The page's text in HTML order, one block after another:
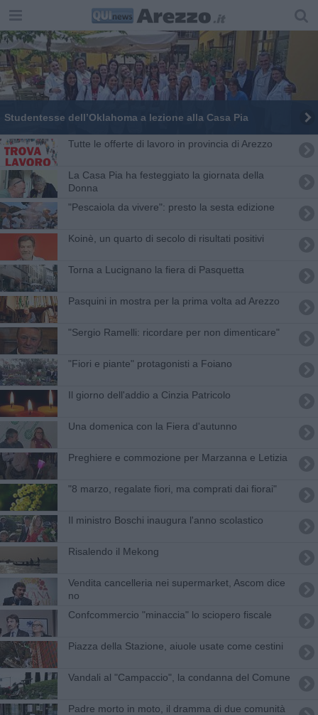
Studentesse dell’Oklahoma a lezione alla Casa Pia
​Tutte le offerte di lavoro in provincia di Arezzo
La Casa Pia ha festeggiato la giornata della
Donna
"Pescaiola da vivere": presto la sesta edizione
Koinè, un quarto di secolo di risultati positivi
Torna a Lucignano la fiera di Pasquetta
Pasquini in mostra per la prima volta ad Arezzo
"Sergio Ramelli: ricordare per non dimenticare"
"Fiori e piante" protagonisti a Foiano
Il giorno dell'addio a Cinzia Patricolo
Una domenica con la Fiera d'autunno
Preghiere e commozione per Marzanna e Letizia
"8 marzo, regalate fiori, ma comprati dai fiorai"
Il ministro Boschi inaugura l'anno scolastico
Risalendo il Mekong
Vendita cancelleria nei supermarket, Ascom dice
no
Confcommercio "minaccia" lo sciopero fiscale
Piazza della Stazione, aiuole usate come cestini
Vandali al "Campaccio", la condanna del Comune
Padre morto in moto, il dramma di due comunità